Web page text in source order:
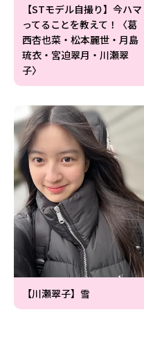
【STモデル自撮り】今ハマ
ってることを教えて！〈葛
西杏也菜・松本麗世・月島
琉衣・宮迫翠月・川瀬翠
子〉
【川瀬翠子】雪